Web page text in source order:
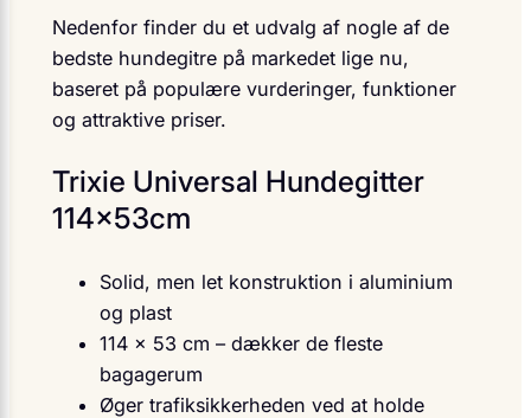
Nedenfor finder du et udvalg af nogle af de
bedste hundegitre på markedet lige nu,
baseret på populære vurderinger, funktioner
og attraktive priser.
Trixie Universal Hundegitter
114x53cm
Solid, men let konstruktion i aluminium
og plast
114 × 53 cm – dækker de fleste
bagagerum
Øger trafiksikkerheden ved at holde